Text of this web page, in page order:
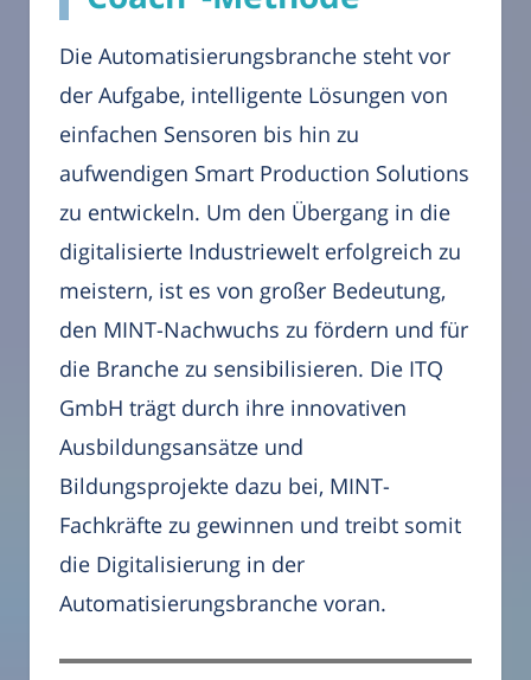
Die Automatisierungsbranche steht vor
der Aufgabe, intelligente Lösungen von
einfachen Sensoren bis hin zu
aufwendigen Smart Production Solutions
zu entwickeln. Um den Übergang in die
digitalisierte Industriewelt erfolgreich zu
meistern, ist es von großer Bedeutung,
den MINT-Nachwuchs zu fördern und für
die Branche zu sensibilisieren. Die ITQ
GmbH trägt durch ihre innovativen
Ausbildungsansätze und
Bildungsprojekte dazu bei, MINT-
Fachkräfte zu gewinnen und treibt somit
die Digitalisierung in der
Automatisierungsbranche voran.